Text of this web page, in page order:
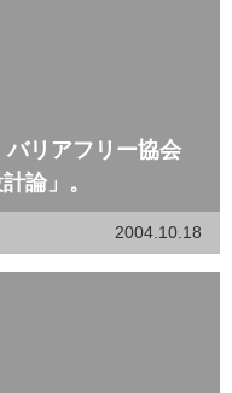
リアフリー協会
論」。
2004.10.18